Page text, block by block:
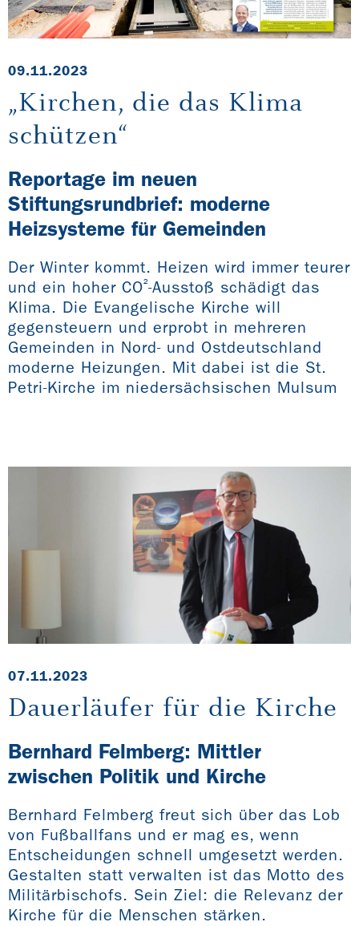
09.11.2023
„Kirchen, die das Klima
schützen“
Reportage im neuen
Stiftungsrundbrief: moderne
Heizsysteme für Gemeinden
Der Winter kommt. Heizen wird immer teurer
und ein hoher CO²-Ausstoß schädigt das
Klima. Die Evangelische Kirche will
gegensteuern und erprobt in mehreren
Gemeinden in Nord- und Ostdeutschland
moderne Heizungen. Mit dabei ist die St.
Petri-Kirche im niedersächsischen Mulsum
07.11.2023
Dauerläufer für die Kirche
Bernhard Felmberg: Mittler
zwischen Politik und Kirche
Bernhard Felmberg freut sich über das Lob
von Fußballfans und er mag es, wenn
Entscheidungen schnell umgesetzt werden.
Gestalten statt verwalten ist das Motto des
Militärbischofs. Sein Ziel: die Relevanz der
Kirche für die Menschen stärken.